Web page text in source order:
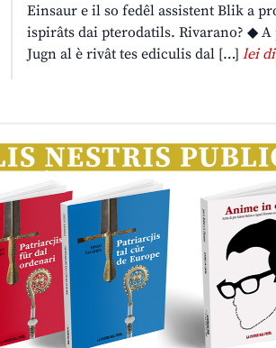
Einsaur e il so fedêl assistent Blik a
ispirâts dai pterodatils. Rivarano? ◆
Jugn al è rivât tes ediculis dal […] lei